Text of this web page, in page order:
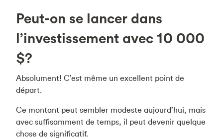
Peut-on se lancer dans
l’investissement avec 10 000
$?
Absolument! C’est même un excellent point de
départ.
Ce montant peut sembler modeste aujourd’hui, mais
avec suffisamment de temps, il peut devenir quelque
chose de significatif.